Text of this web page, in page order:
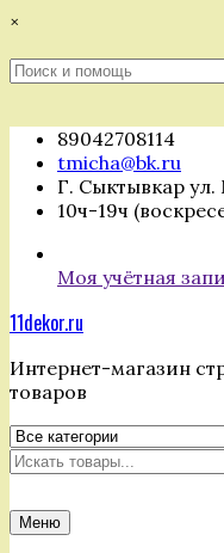
Перейти
содержимому
×
Поиск
89042708114
tmicha@bk.ru
Г. Сыктывкар
10ч-19ч
Моя учётная
11dekor.ru
Интернет-магазин
товаров
Искать
Меню